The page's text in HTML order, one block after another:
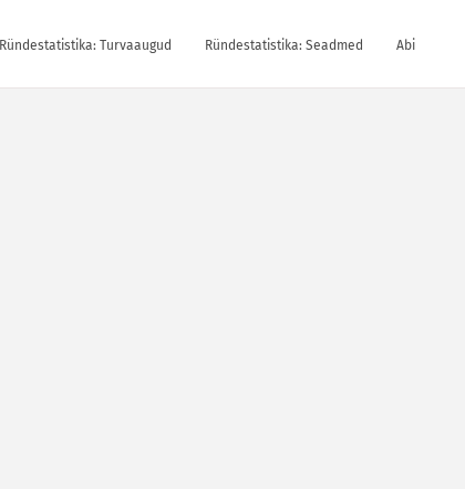
Ründestatistika: Turvaaugud Ründestatistika: Seadmed Abi